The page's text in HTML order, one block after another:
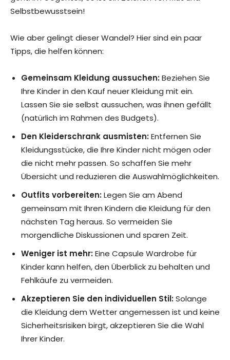
Selbstbewusstsein!
Wie aber gelingt dieser Wandel? Hier sind ein paar
Tipps, die helfen können:
Gemeinsam Kleidung aussuchen:Beziehen Sie
Ihre Kinder in den Kauf neuer Kleidung mit ein.
Lassen Sie sie selbst aussuchen, was ihnen gefällt
(natürlich im Rahmen des Budgets).
Den Kleiderschrank ausmisten:Entfernen Sie
Kleidungsstücke, die Ihre Kinder nicht mögen oder
die nicht mehr passen. So schaffen Sie mehr
Übersicht und reduzieren die Auswahlmöglichkeiten.
Outfits vorbereiten:Legen Sie am Abend
gemeinsam mit Ihren Kindern die Kleidung für den
nächsten Tag heraus. So vermeiden Sie
morgendliche Diskussionen und sparen Zeit.
Weniger ist mehr:Eine Capsule Wardrobe für
Kinder kann helfen, den Überblick zu behalten und
Fehlkäufe zu vermeiden.
Akzeptieren Sie den individuellen Stil:Solange
die Kleidung dem Wetter angemessen ist und keine
Sicherheitsrisiken birgt, akzeptieren Sie die Wahl
Ihrer Kinder.